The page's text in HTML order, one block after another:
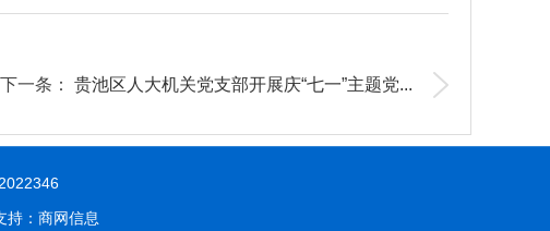
下一条： 贵池区人大机关党支部开展庆“七一”主题党...
持：商网信息